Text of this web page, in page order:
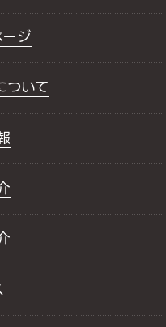
ージ
ついて